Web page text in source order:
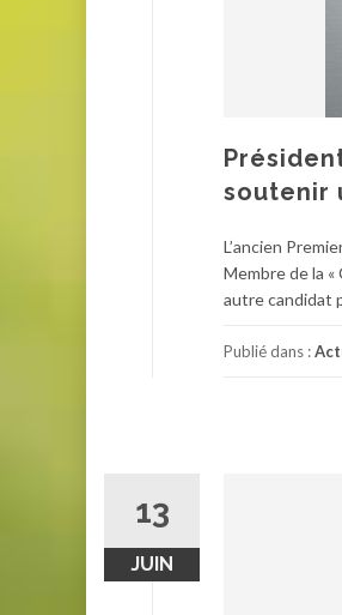
soutenir
L’ancien
Membre de la
autre candidat
Publié dans :
13
JUIN